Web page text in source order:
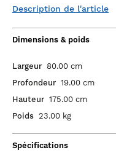
Description de l'article
Dimensions & poids
Largeur 80.00 cm
Profondeur 19.00 cm
Hauteur 175.00 cm
Poids 23.00 kg
Spécifications